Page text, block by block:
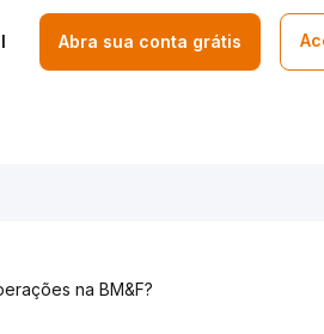
Abra sua conta grátis
na BM&F?